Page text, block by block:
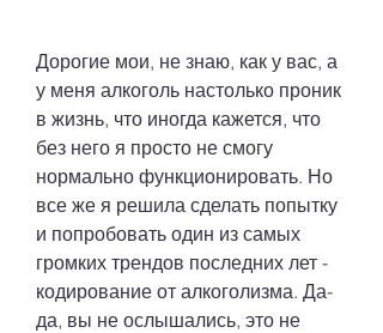
Дорогие мои, не знаю, как у вас, а
у меня алкоголь настолько проник
в жизнь, что иногда кажется, что
без него я просто не смогу
нормально функционировать. Но
все же я решила сделать попытку
и попробовать один из самых
громких трендов последних лет -
кодирование от алкоголизма. Да-
да, вы не ослышались, это не